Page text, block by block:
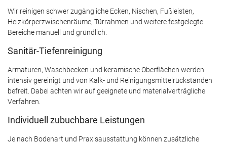
Wir reinigen schwer zugängliche Ecken, Nischen, Fußleisten,
Heizkörperzwischenräume, Türrahmen und weitere festgelegte
Bereiche manuell und gründlich.
Sanitär-Tiefenreinigung
Armaturen, Waschbecken und keramische Oberflächen werden
intensiv gereinigt und von Kalk- und Reinigungsmittelrückständen
befreit. Dabei achten wir auf geeignete und materialverträgliche
Verfahren.
Individuell zubuchbare Leistungen
Je nach Bodenart und Praxisausstattung können zusätzliche